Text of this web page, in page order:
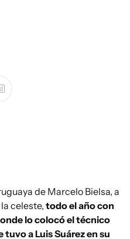
de Marcelo Bielsa, a
celeste, todo el año con
lo colocó el técnico
a Luis Suárez en su